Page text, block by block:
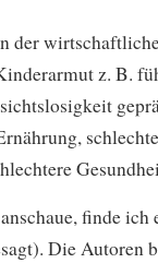
der
z. B.
finde
Die Autoren